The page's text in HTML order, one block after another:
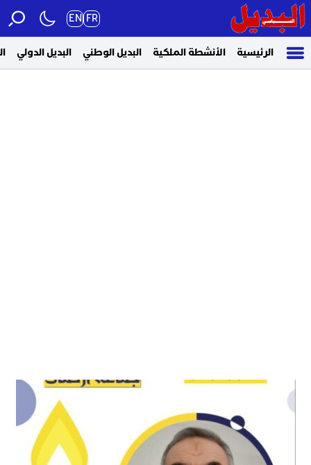
FR
EN
الرئيسية الأنشطة الملكية البديل الوطني البديل الدولي